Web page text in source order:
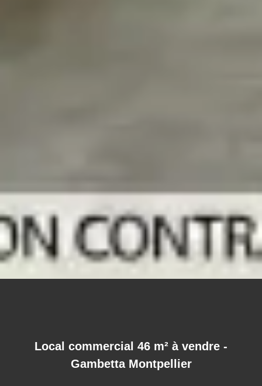
Local commercial 46 m² à vendre -
Gambetta Montpellier